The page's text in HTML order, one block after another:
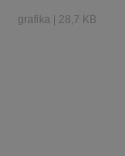
grafika | 28,7 KB